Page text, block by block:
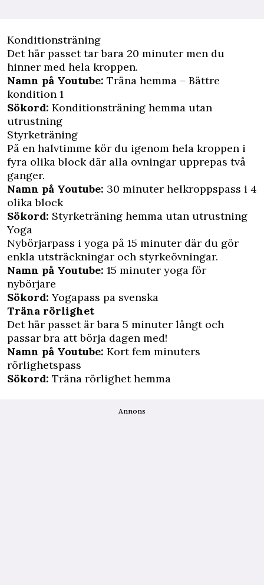
Konditionsträning
Det här passet tar bara 20 minuter men du
hinner med hela kroppen.
Namn på Youtube: Träna hemma – Bättre
kondition 1
Sökord: Konditionsträning hemma utan
utrustning
Styrketräning
På en halvtimme kör du igenom hela kroppen i
fyra olika block där alla ovningar upprepas två
ganger.
Namn på Youtube: 30 minuter helkroppspass i 4
olika block
Sökord: Styrketräning hemma utan utrustning
Yoga
Nybörjarpass i yoga på 15 minuter där du gör
enkla utsträckningar och styrkeövningar.
Namn på Youtube: 15 minuter yoga för
nybörjare
Sökord:Yogapass pa svenska
Träna rörlighet
Det här passet är bara 5 minuter långt och
passar bra att börja dagen med!
Namn på Youtube: Kort fem minuters
rörlighetspass
Sökord: Träna rörlighet hemma
Annons